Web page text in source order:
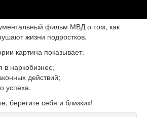
фильм МВД о том, как
жизни подростков.
картина показывает:
в наркобизнес;
действий;
успеха.
берегите себя и близких!